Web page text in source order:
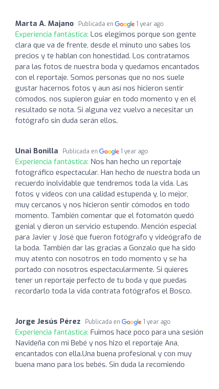
Marta A. Majano Publicada en 1 year ago
Experiencia fantástica: Los elegimos porque son gente
clara que va de frente, desde el minuto uno sabes los
precios y te hablan con honestidad. Los contratamos
para las fotos de nuestra boda y quedamos encantados
con el reportaje. Somos personas que no nos suele
gustar hacernos fotos y aun así nos hicieron sentir
cómodos, nos supieron guiar en todo momento y en el
resultado se nota. Si alguna vez vuelvo a necesitar un
fotógrafo sin duda serán ellos.
Unai Bonilla Publicada en 1 year ago
Experiencia fantástica: Nos han hecho un reportaje
fotográfico espectacular. Han hecho de nuestra boda un
recuerdo inolvidable que tendremos toda la vida. Las
fotos y vídeos con una calidad estupenda y, lo mejor,
muy cercanos y nos hicieron sentir cómodos en todo
momento. También comentar que el fotomatón quedó
genial y dieron un servicio estupendo. Mención especial
para Javier y José que fueron fotógrafo y videógrafo de
la boda. También dar las gracias a Gonzalo que ha sido
muy atento con nosotros en todo momento y se ha
portado con nosotros espectacularmente. Si quieres
tener un reportaje perfecto de tu boda y que puedas
recordarlo toda la vida contrata fotógrafos el Bosco.
Jorge Jesús Pérez Publicada en 1 year ago
Experiencia fantástica: Fuimos hace poco para una sesión
Navideña con mi Bebé y nos hizo el reportaje Ana,
encantados con ella.Una buena profesional y con muy
buena mano para los bebés. Sin duda la recomiendo